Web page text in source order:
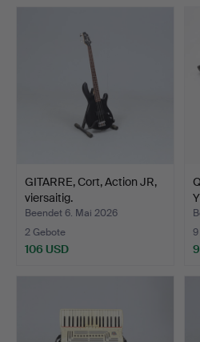
GITARRE, Cort, Action JR,
viersaitig.
Beendet 6. Mai 2026
2 Gebote
106 USD